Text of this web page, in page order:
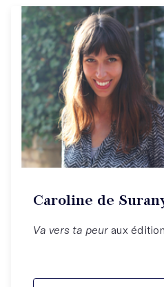
Caroline de
Va vers ta peur aux